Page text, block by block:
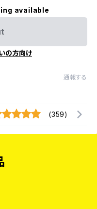
available
の方向け
通報する
(359)